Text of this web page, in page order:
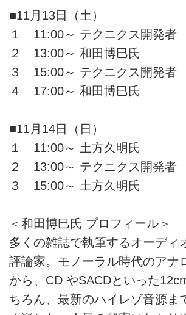
■11月13日（土）
１ 11:00～ テクニクス開発者
２ 13:00～ 和田博巳氏
３ 15:00～ テクニクス開発者
４ 17:00～ 和田博巳氏
■11月14日（日）
１ 11:00～ 土方久明氏
２ 13:00～ テクニクス開発者
３ 15:00～ 土方久明氏
＜和田博巳氏 プロフィール＞
多くの雑誌で執筆するオーディ
評論家。モノーラル時代のアナ
から、CD やSACDといった
ちろん、最新のハイレゾ音源ま